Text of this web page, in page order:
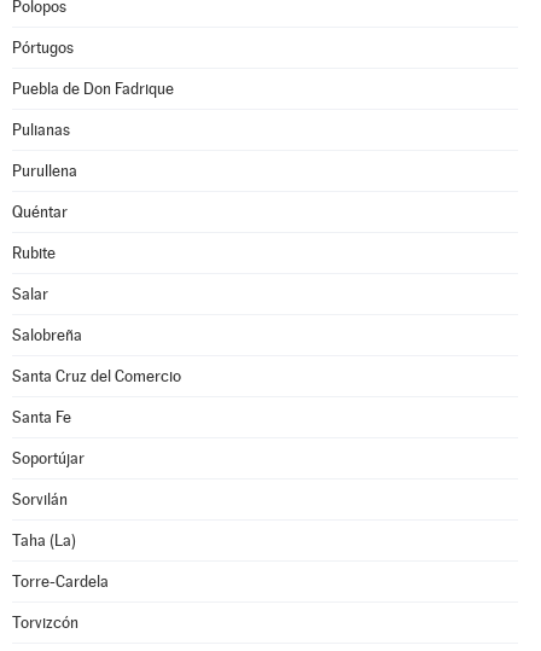
Polopos
Pórtugos
Puebla de Don Fadrique
Pulianas
Purullena
Quéntar
Rubite
Salar
Salobreña
Santa Cruz del Comercio
Santa Fe
Soportújar
Sorvilán
Taha (La)
Torre-Cardela
Torvizcón